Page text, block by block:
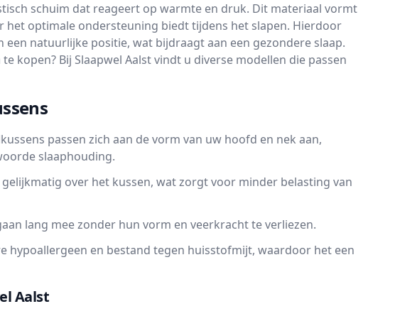
schuim dat reageert op warmte en druk. Dit materiaal vormt
optimale ondersteuning biedt tijdens het slapen. Hierdoor
natuurlijke positie, wat bijdraagt aan een gezondere slaap.
kopen? Bij Slaapwel Aalst vindt u diverse modellen die passen
passen zich aan de vorm van uw hoofd en nek aan,
slaaphouding.
over het kussen, wat zorgt voor minder belasting van
lang mee zonder hun vorm en veerkracht te verliezen.
hypoallergeen en bestand tegen huisstofmijt, waardoor het een
Aalst